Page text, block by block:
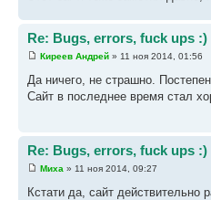
Re: Bugs, errors, fuck ups :)
Киреев Андрей » 11 ноя 2014, 01:56
Да ничего, не страшно.
Сайт в последнее время стал
Re: Bugs, errors, fuck ups :)
Миха » 11 ноя 2014, 09:27
Кстати да, сайт действительно